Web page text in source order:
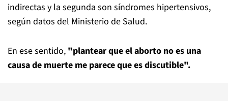
indirectas y la segunda son síndromes hipertensivos,
según datos del Ministerio de Salud.
En ese sentido, "plantear que el aborto no es una
causa de muerte me parece que es discutible".